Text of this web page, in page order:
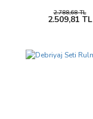
2.788,68 TL
2.509,81 TL